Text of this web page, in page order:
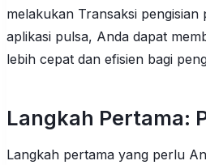
melakukan Transaksi pengisian
aplikasi pulsa, Anda dapat
lebih cepat dan efisien bagi
Langkah Pertama:
Langkah pertama yang perlu